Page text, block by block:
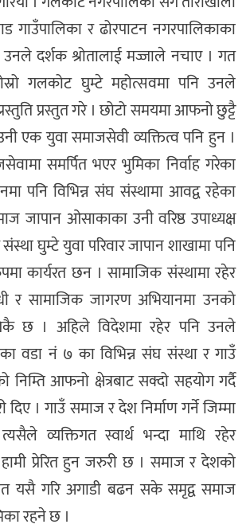
गाउँपालिका र ढोरपाटन नगरपालिकाका
उनले दर्शक श्रोतालाई मज्जाले नचाए । गत
गलकोट घुम्टे महोत्सवमा पनि उनले
प्रस्तुत गरे । छोटो समयमा आफनो छुट्टै
एक युवा समाजसेवी व्यक्तित्व पनि हुन ।
समर्पित भएर भुमिका निर्वाह गरेका
पनि विभिन्न संघ संस्थामा आवद्व रहेका
जापान ओसाकाका उनी वरिष्ठ उपाध्यक्ष
घुम्टे युवा परिवार जापान शाखामा पनि
कार्यरत छन । सामाजिक संस्थामा रहेर
र सामाजिक जागरण अभियानमा उनको
छ । अहिले विदेशमा रहेर पनि उनले
वडा नं ७ का विभिन्न संघ संस्था र गाउँ
आफनो क्षेत्रबाट सक्दो सहयोग गर्दै
। गाउँ समाज र देश निर्माण गर्ने जिम्मा
व्यक्तिगत स्वार्थ भन्दा माथि रहेर
प्रेरित हुन जरुरी छ । समाज र देशको
यसै गरि अगाडी बढन सके समृद्व समाज
रहने छ ।